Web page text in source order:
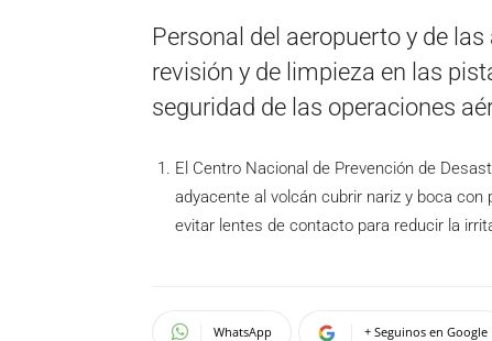
Personal del aeropuerto y de
revisión y de limpieza en las
seguridad de las operaciones
El Centro Nacional de Prevención de
adyacente al volcán cubrir nariz y boca con
evitar lentes de contacto para reducir la
WhatsApp + Seguinos en Google